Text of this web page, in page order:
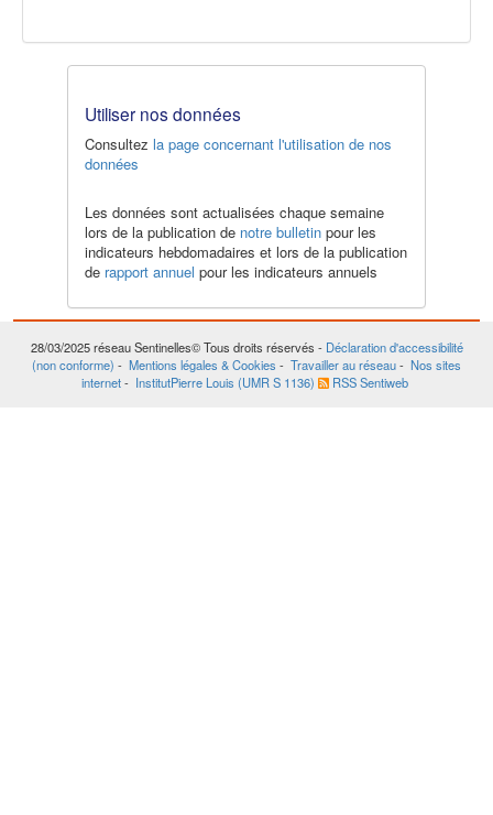
Utiliser nos données
Consultez la page concernant l'utilisation de nos
données
Les données sont actualisées chaque semaine
lors de la publication de notre bulletinpour les
indicateurs hebdomadaires et lors de la publication
de rapport annuel pour les indicateurs annuels
28/03/2025réseau Sentinelles© Tous droits réservés - Déclaration d'accessibilité
(non conforme) - Mentions légales & Cookies - Travailler au réseau- Nos sites
internet- InstitutPierre Louis (UMR S 1136) RSS Sentiweb